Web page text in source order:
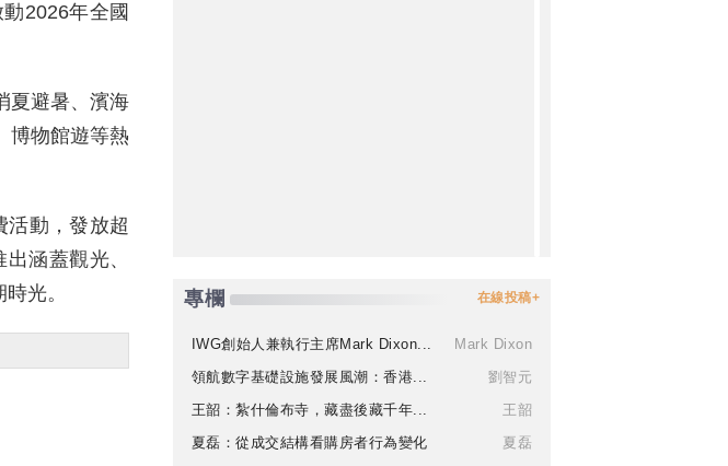
2026年全國
夏避暑、濱海
博物館遊等熱
活動，發放超
涵蓋觀光、
光。
專欄 在線投稿+
IWG創始人兼執行主席Mark Dixon...
Mark Dixon
領航數字基礎設施發展風潮：香港...
劉智元
王韶：紮什倫布寺，藏盡後藏千年...
王韶
夏磊：從成交結構看購房者行為變化
夏磊